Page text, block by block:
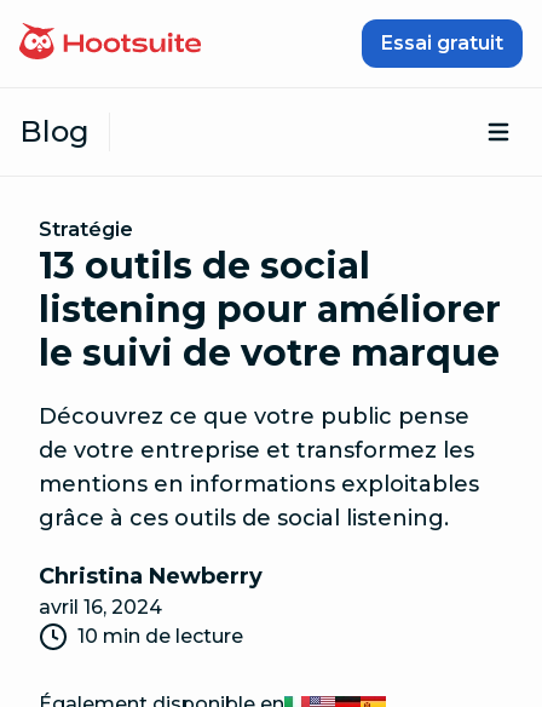
Essai gratuit
Blog
Stratégie
13 outils de social
listening pour améliorer
le suivi de votre marque
Découvrez ce que votre public pense
de votre entreprise et transformez les
mentions en informations exploitables
grâce à ces outils de social listening.
Christina Newberry
avril 16, 2024
10 min de lecture